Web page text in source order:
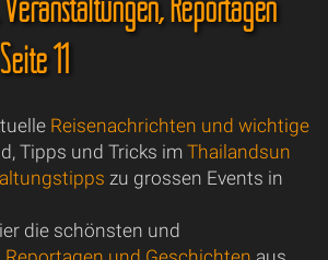
11
Reisenachrichten und wichtige
Tipps und Tricks im Thailandsun
zu grossen Events in
die schönsten und